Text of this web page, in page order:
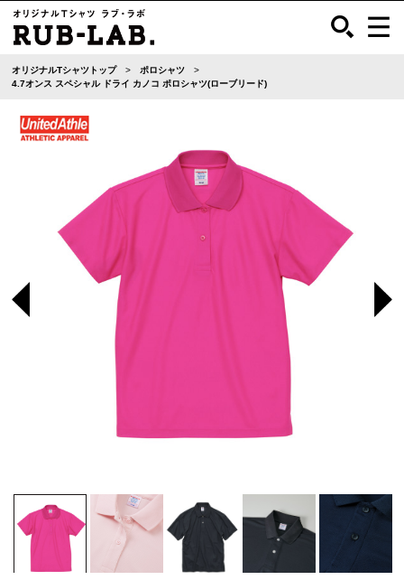
オリジナルTシャツトップ
ポロシャツ
4.7オンス スペシャル ドライ カノコ ポロシャツ(ローブリード)